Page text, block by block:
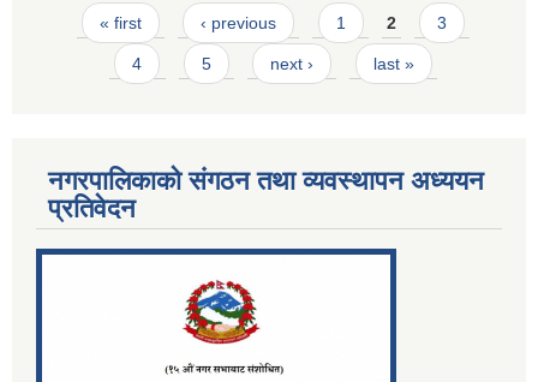
Pages
« first ‹ previous 1 2 3
4 5 next › last »
नगरपालिकाको संगठन तथा व्यवस्थापन अध्ययन
प्रतिवेदन